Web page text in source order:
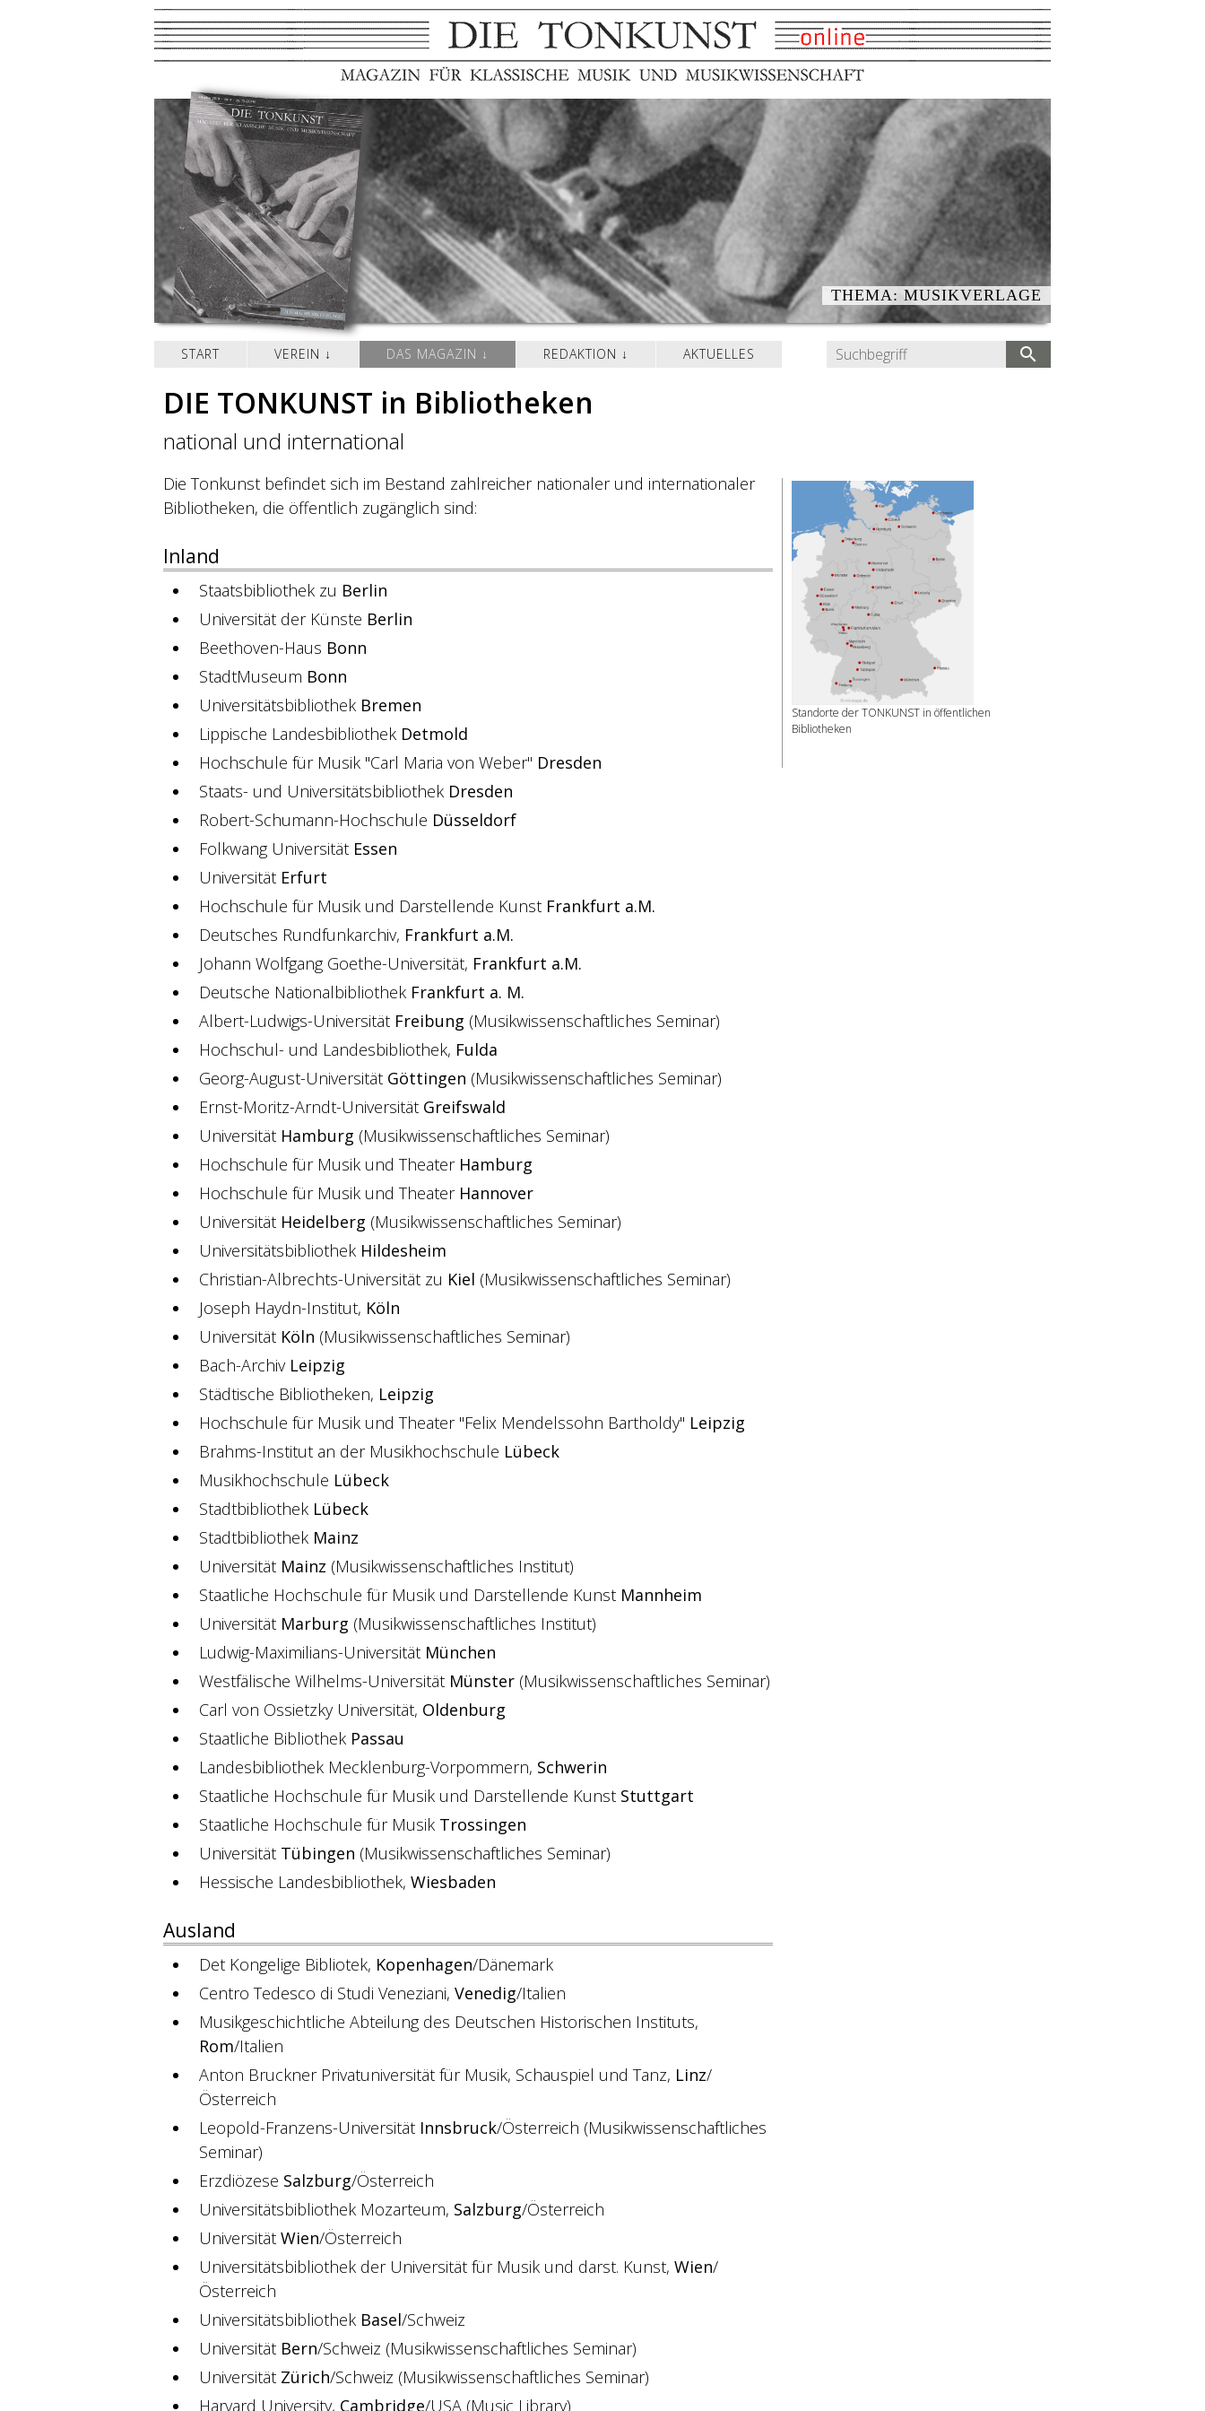
THEMA: MUSIKVERLAGE
START VEREIN DAS MAGAZIN REDAKTION AKTUELLES search
DIE TONKUNST in Bibliotheken
national und international
Die Tonkunst befindet sich im Bestand zahlreicher nationaler und internationaler
Bibliotheken, die öffentlich zugänglich sind:
Inland
Staatsbibliothek zu Berlin
Universität der Künste Berlin
Beethoven-Haus Bonn
StadtMuseum Bonn
Universitätsbibliothek Bremen
Lippische Landesbibliothek Detmold
Hochschule für Musik "Carl Maria von Weber" Dresden
Staats- und Universitätsbibliothek Dresden
Robert-Schumann-Hochschule Düsseldorf
Folkwang Universität Essen
Universität Erfurt
Hochschule für Musik und Darstellende Kunst Frankfurt a.M.
Deutsches Rundfunkarchiv, Frankfurt a.M.
Johann Wolfgang Goethe-Universität, Frankfurt a.M.
Deutsche Nationalbibliothek Frankfurt a. M.
Albert-Ludwigs-Universität Freibung (Musikwissenschaftliches Seminar)
Hochschul- und Landesbibliothek, Fulda
Georg-August-Universität Göttingen (Musikwissenschaftliches Seminar)
Ernst-Moritz-Arndt-Universität Greifswald
Universität Hamburg (Musikwissenschaftliches Seminar)
Hochschule für Musik und Theater Hamburg
Hochschule für Musik und Theater Hannover
Universität Heidelberg (Musikwissenschaftliches Seminar)
Universitätsbibliothek Hildesheim
Christian-Albrechts-Universität zu Kiel (Musikwissenschaftliches Seminar)
Joseph Haydn-Institut, Köln
Universität Köln (Musikwissenschaftliches Seminar)
Bach-Archiv Leipzig
Städtische Bibliotheken, Leipzig
Hochschule für Musik und Theater "Felix Mendelssohn Bartholdy" Leipzig
Brahms-Institut an der Musikhochschule Lübeck
Musikhochschule Lübeck
Stadtbibliothek Lübeck
Stadtbibliothek Mainz
Universität Mainz (Musikwissenschaftliches Institut)
Staatliche Hochschule für Musik und Darstellende Kunst Mannheim
Universität Marburg (Musikwissenschaftliches Institut)
Ludwig-Maximilians-Universität München
Westfälische Wilhelms-Universität Münster (Musikwissenschaftliches Seminar)
Carl von Ossietzky Universität, Oldenburg
Staatliche Bibliothek Passau
Landesbibliothek Mecklenburg-Vorpommern, Schwerin
Staatliche Hochschule für Musik und Darstellende Kunst Stuttgart
Staatliche Hochschule für Musik Trossingen
Universität Tübingen (Musikwissenschaftliches Seminar)
Hessische Landesbibliothek, Wiesbaden
Ausland
Det Kongelige Bibliotek, Kopenhagen/Dänemark
Centro Tedesco di Studi Veneziani, Venedig/Italien
Musikgeschichtliche Abteilung des Deutschen Historischen Instituts,
Rom/Italien
Anton Bruckner Privatuniversität für Musik, Schauspiel und Tanz, Linz/
Österreich
Leopold-Franzens-Universität Innsbruck/Österreich (Musikwissenschaftliches
Seminar)
Erzdiözese Salzburg/Österreich
Universitätsbibliothek Mozarteum, Salzburg/Österreich
Universität Wien/Österreich
Universitätsbibliothek der Universität für Musik und darst. Kunst, Wien/
Österreich
Universitätsbibliothek Basel/Schweiz
Universität Bern/Schweiz (Musikwissenschaftliches Seminar)
Universität Zürich/Schweiz (Musikwissenschaftliches Seminar)
Harvard University, Cambridge/USA (Music Library)
Standorte der TONKUNST in öffentlichen
Bibliotheken